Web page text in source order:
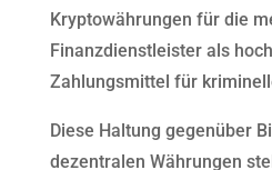
Kryptowährungen für die
Finanzdienstleister als
Zahlungsmittel für
Diese Haltung gegenüber
dezentralen Währungen